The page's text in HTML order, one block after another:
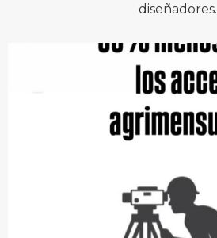
diseñadores.